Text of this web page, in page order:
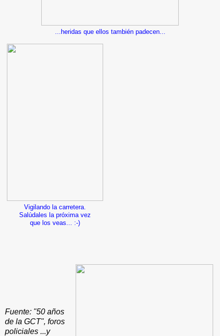
...heridas que ellos también padecen...
Vigilando la carretera.
Salúdales la próxima vez
que los veas... :-)
Fuente: "50 años
de la GCT", foros
policiales ...y